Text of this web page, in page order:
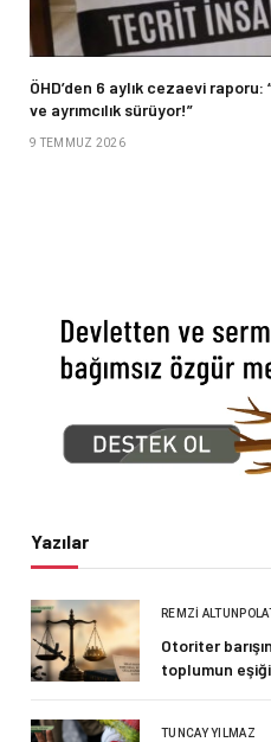
ÖHD’den 6 aylık cezaevi
ve ayrımcılık sürüyor!”
9 TEMMUZ 2026
Yazılar
REMZI ALTUNPOLAT
Otoriter
toplumun
TUNCAY YILMAZ